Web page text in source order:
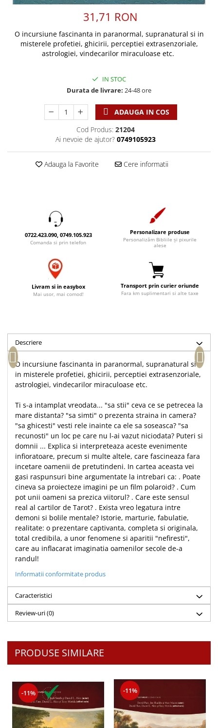
Familie
Viata de familie
Instrumente pastorale
Resurse studiu biblic
Instrumente teologice
Alte studii
Enciclopedii
Eseuri
Marturii
Romane
Meditatii
Pedagogie
Poezii
Reviste
Sanatate
Teologie
A doua venire
Apologetica
Dogmatica
Istoria Bisericii
Misiune
Viata crestina
Contemporaneitate
Devotional
Schimbarea caracterului
Slujire
Suferinta
Viata de zi cu zi
Despre afaceri
Leadership
Mediu
Sanatate / nutritie
Pix plastic
Jurnale
Jurnal de Rugaciune
Obiecte decorative
Produse din lemn
Accesorii birou
Rame foto
Pungi cadou cu versete
Statuete
Sticle apa
Suport pentru pahar
Tablouri
Tablouri canvas
Termos
Tablouri
Alte suveniruri
Carti postale
Timisoara
Alte suveniruri
Suport pahar
Transilvania
31,71 RON
O incursiune fascinanta in paranormal, supranatural si in
misterele profetiei, ghicirii, perceptiei extrasenzoriale,
astrologiei, vindecarilor miraculoase etc.
IN STOC
Durata de livrare: 24-48 ore
ADAUGA IN COS
Cod Produs: 21204
Ai nevoie de ajutor? 0749105923
Adauga la Favorite Cere informatii
0722.423.090, 0749.105.923
Comanda si prin telefon
Personalizare produse
Personalizăm Bibliile și pixurile
alese
Livram si in easybox
Mai usor, mai comod!
Transport prin curier oriunde
Fara km suplimentari si alte taxe
Descriere
O incursiune fascinanta in paranormal, supranatural si
in misterele profetiei, ghicirii, perceptiei extrasenzoriale,
astrologiei, vindecarilor miraculoase etc.
Ti s-a intamplat vreodata... "sa stii" ceva ce se petrecea la
mare distanta? "sa simti" o prezenta straina in camera?
"sa ghicesti" vesti rele inainte ca ele sa soseasca? "sa
recunosti" un loc pe care nu l-ai vazut niciodata? Puteri si
domnii ... Explica si interpreteaza aceste evenimente
infioratoare, precum si multe altele, care fascineaza fara
incetare oamenii de pretutindeni. In cartea aceasta vei
gasi raspunsuri bine argumentate la intrebari ca: . Poate
cineva sa proiecteze imagini pe un film polaroid? . Cum
pot unii oameni sa prezica viitorul? . Care este sensul
real al cartilor de Tarot? . Exista vreo legatura intre
demoni si bolile mentale? Istorie, marturie, fabulatie,
realitate: o prezentare captivanta, completa si originala,
total credibila, a unor fenomene si aparitii "nefiresti",
care au inflacarat imaginatia oamenilor secole de-a
randul!
Informatii conformitate produs
Caracteristici
Review-uri(0)
PRODUSE SIMILARE
-11% -11%